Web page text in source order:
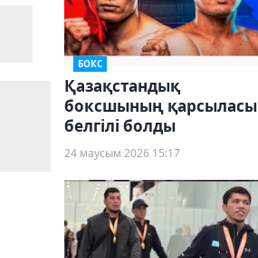
БОКС
Қазақстандық
боксшының қарсыласы
белгілі болды
24 маусым 2026 15:17